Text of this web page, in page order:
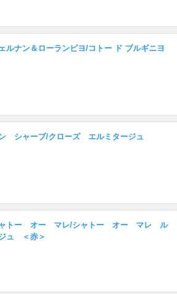
ルナン＆ローランピヨ/コトー ド ブルギニヨ
シャーブ/クローズ エルミタージュ
トー オー マレ/シャトー オー マレ ル
ュ ＜赤＞